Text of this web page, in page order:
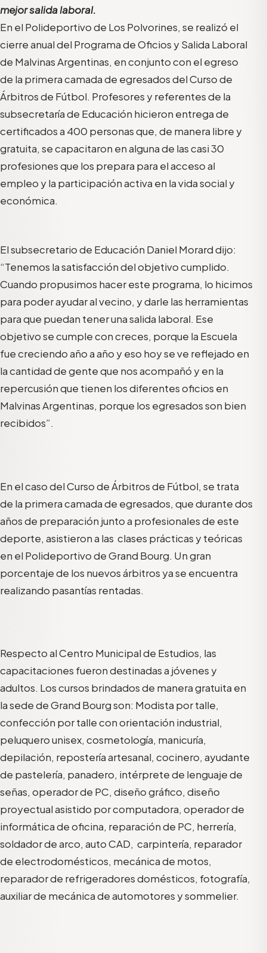
mejor salida laboral.
En el Polideportivo de Los Polvorines, se realizó el
cierre anual del Programa de Oficios y Salida Laboral
de Malvinas Argentinas, en conjunto con el egreso
de la primera camada de egresadosdel Cursode
Árbitros de Fútbol. Profesores y referentes de la
subsecretaría de Educación hicieron entrega de
certificados a 400 personas que, de manera libre y
gratuita, se capacitaron en alguna de las casi 30
profesiones que los prepara para el acceso al
empleo y la participación activa en la vida social y
económica.
El subsecretario de Educación Daniel Morard dijo:
“Tenemos la satisfacción del objetivo cumplido.
Cuando propusimos hacer este programa, lo hicimos
para poder ayudar al vecino, y darle las herramientas
para que puedan tener una salida laboral. Ese
objetivo se cumple con creces, porque la Escuela
fue creciendo año a año y eso hoy se ve reflejado en
la cantidad de gente que nos acompañó y en la
repercusión que tienen los diferentes oficios en
Malvinas Argentinas, porque los egresados son bien
recibidos”.
En el caso del Curso de Árbitros de Fútbol, se trata
de la primera camada de egresados, que durante dos
años de preparación junto a profesionales de este
deporte, asistieron a las clases prácticas y teóricas
en el Polideportivo de Grand Bourg. Un gran
porcentaje de los nuevos árbitros ya se encuentra
realizando pasantías rentadas.
Respecto al Centro Municipal de Estudios, las
capacitaciones fueron destinadas a jóvenes y
adultos. Los cursos brindados de manera gratuita en
la sede de Grand Bourgson: Modista por talle,
confección por talle con orientación industrial,
peluquero unisex, cosmetología, manicuría,
depilación, repostería artesanal, cocinero, ayudante
de pastelería, panadero, intérprete de lenguaje de
señas, operador de PC, diseño gráfico, diseño
proyectual asistido por computadora, operador de
informática de oficina, reparación de PC, herrería,
soldador de arco, auto CAD, carpintería, reparador
de electrodomésticos, mecánica de motos,
reparador de refrigeradores domésticos, fotografía,
auxiliar de mecánica de automotores y sommelier.